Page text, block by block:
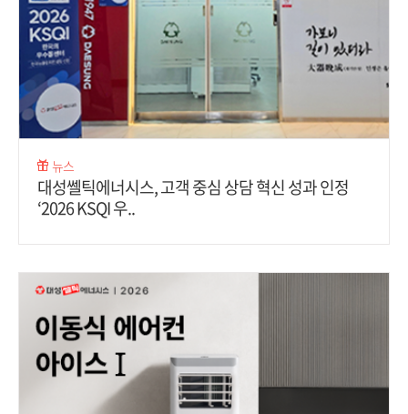
뉴스
대성쎌틱에너시스, 고객 중심 상담 혁신 성과 인정
‘2026 KSQI 우..